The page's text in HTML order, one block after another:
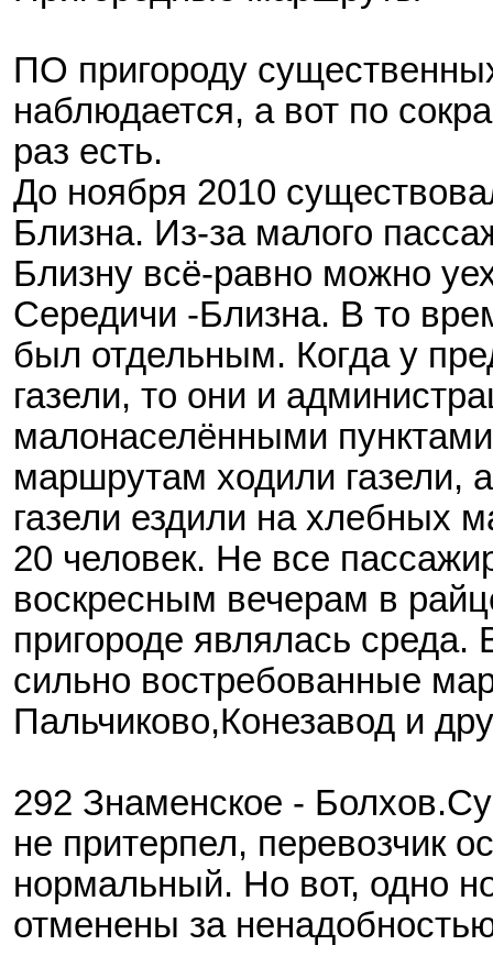
ПО пригороду
наблюдается, а вот по
раз есть.
До ноября 2010
Близна. Из-за малого
Близну всё-равно можно
Середичи -Близна. В то
был отдельным. Когда у
газели, то они и
малонаселёнными
маршрутам ходили газели,
газели ездили на хлебных
20 человек. Не все
воскресным вечерам в
пригороде являлась среда.
сильно востребованные
Пальчиково,Конезавод и
292 Знаменское -
не притерпел, перевозчик
нормальный. Но вот, одно
отменены за